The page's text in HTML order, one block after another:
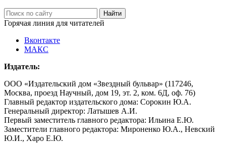
Горячая линия для читателей
Вконтакте
МАКС
Издатель:
ООО «Издательский дом «Звездный бульвар» (117246,
Москва, проезд Научный, дом 19, эт. 2, ком. 6Д, оф. 76)
Главный редактор издательского дома: Сорокин Ю.А.
Генеральный директор: Латышев А.И.
Первый заместитель главного редактора: Ильина Е.Ю.
Заместители главного редактора: Мироненко Ю.А., Невский
Ю.И., Харо Е.Ю.